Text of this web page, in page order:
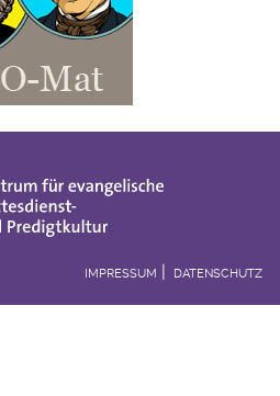
IMPRESSUM DATENSCHUTZ